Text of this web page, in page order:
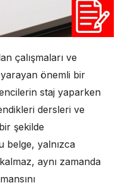
çalışmaları ve
önemli bir
staj yaparken
dersleri ve
şekilde
belge, yalnızca
aynı zamanda